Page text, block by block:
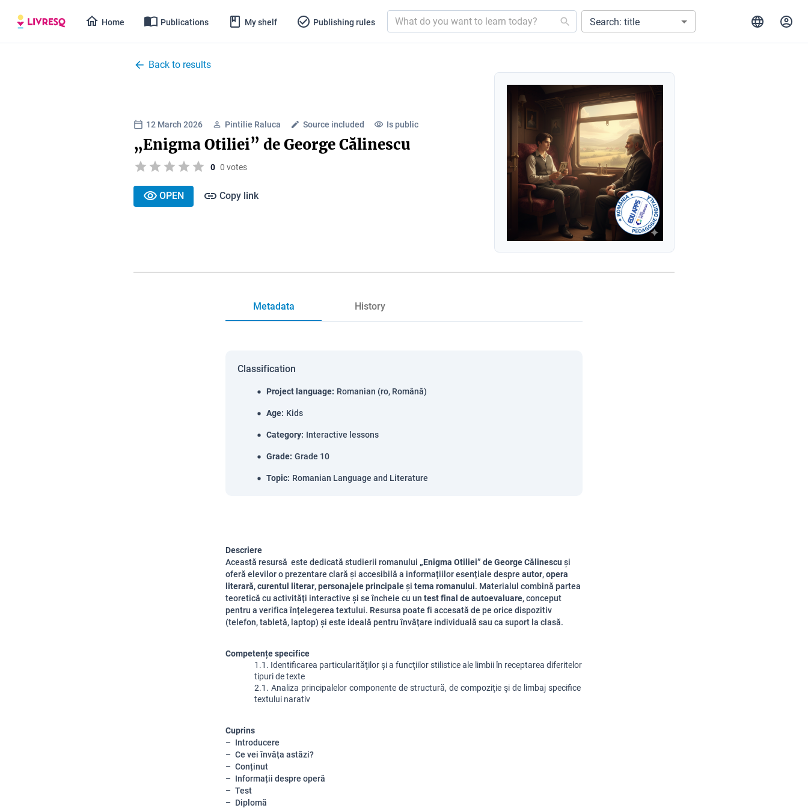
Home Publications My shelf Publishing rules Search: title
Back to results
12 March 2026 Pintilie Raluca Source included Is public
„Enigma Otiliei” de George Călinescu
0 0 votes
OPEN Copy link
Metadata History
Classification
Project language: Romanian (ro, Română)
Age: Kids
Category: Interactive lessons
Grade: Grade 10
Topic: Romanian Language and Literature
Descriere
Această resursă este dedicată studierii romanului „Enigma Otiliei” de George Călinescu și
oferă elevilor o prezentare clară și accesibilă a informațiilor esențiale despre autor,opera
literară,curentul literar,personajele principaleși tema romanului. Materialul combină partea
teoretică cu activități interactive și se încheie cu un test final de autoevaluare, conceput
pentru a verifica înțelegerea textului. Resursa poate fi accesată de pe orice dispozitiv
(telefon, tabletă, laptop) și este ideală pentru învățare individuală sau ca suport la clasă.
Competențe specifice
1.1. Identificarea particularităţilor şi a funcţiilor stilistice ale limbii în receptarea diferitelor
tipuri de texte
2.1. Analiza principalelor componente de structură, de compoziţie şi de limbaj specifice
textului narativ
Cuprins
Introducere
Ce vei învăța astăzi?
Conținut
Informații despre operă
Test
Diplomă